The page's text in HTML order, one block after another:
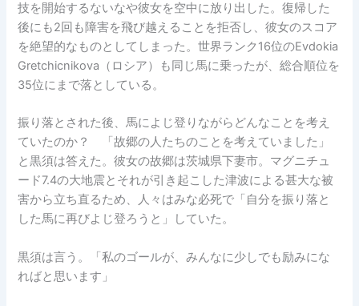
技を開始するないなや彼女を空中に放り出した。復帰した
後にも2回も障害を飛び越えることを拒否し、彼女のスコア
を絶望的なものとしてしまった。世界ランク16位のEvdokia
Gretchicnikova（ロシア）も同じ馬に乗ったが、総合順位を
35位にまで落としている。
振り落とされた後、馬によじ登りながらどんなことを考え
ていたのか？ 「故郷の人たちのことを考えていました」
と黒須は答えた。彼女の故郷は茨城県下妻市。マグニチュ
ード7.4の大地震とそれが引き起こした津波による甚大な被
害から立ち直るため、人々はみな必死で「自分を振り落と
した馬に再びよじ登ろうと」していた。
黒須は言う。「私のゴールが、みんなに少しでも励みにな
ればと思います」